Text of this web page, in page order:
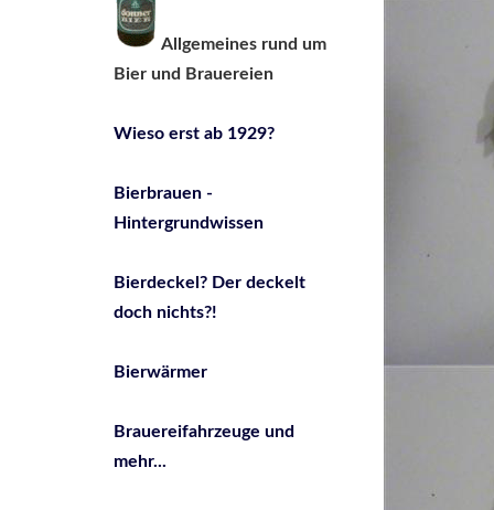
Allgemeines rund um
Bier und Brauereien
Wieso erst ab 1929?
Bierbrauen -
Hintergrundwissen
Bierdeckel? Der deckelt
doch nichts?!
Bierwärmer
Brauereifahrzeuge und
mehr...